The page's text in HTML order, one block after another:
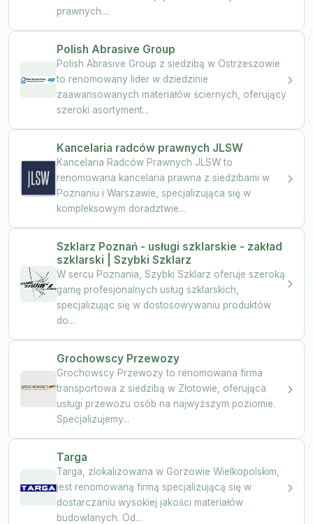
prawnych....
Polish Abrasive Group
Polish Abrasive Group z siedzibą w Ostrzeszowie
to renomowany lider w dziedzinie
zaawansowanych materiałów ściernych, oferujący
szeroki asortyment...
Kancelaria radców prawnych JLSW
Kancelaria Radców Prawnych JLSW to
renomowana kancelaria prawna z siedzibami w
Poznaniu i Warszawie, specjalizująca się w
kompleksowym doradztwie...
Szklarz Poznań - usługi szklarskie - zakład
szklarski | Szybki Szklarz
W sercu Poznania, Szybki Szklarz oferuje szeroką
gamę profesjonalnych usług szklarskich,
specjalizując się w dostosowywaniu produktów
do...
Grochowscy Przewozy
Grochowscy Przewozy to renomowana firma
transportowa z siedzibą w Złotowie, oferująca
usługi przewozu osób na najwyższym poziomie.
Specjalizujemy...
Targa
Targa, zlokalizowana w Gorzowie Wielkopolskim,
jest renomowaną firmą specjalizującą się w
dostarczaniu wysokiej jakości materiałów
budowlanych. Od...